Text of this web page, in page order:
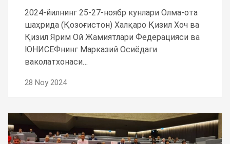
2024-йилнинг 25-27-ноябр кунлари Олма-ота
шаҳрида (Қозоғистон) Халқаро Қизил Хоч ва
Қизил Ярим Ой Жамиятлари Федерацияси ва
ЮНИСЕФнинг Марказий Осиёдаги
ваколатхонаси…
28 Noy 2024